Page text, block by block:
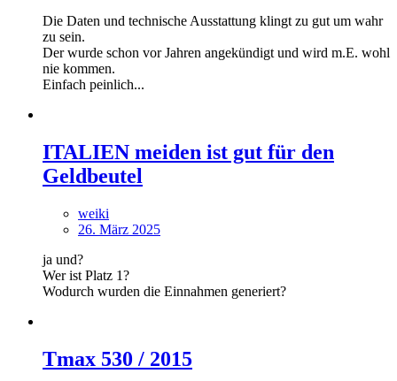
Die Daten und technische Ausstattung klingt zu gut um wahr
zu sein.
Der wurde schon vor Jahren angekündigt und wird m.E. wohl
nie kommen.
Einfach peinlich...
ITALIEN meiden ist gut für den
Geldbeutel
weiki
26. März 2025
ja und?
Wer ist Platz 1?
Wodurch wurden die Einnahmen generiert?
Tmax 530 / 2015